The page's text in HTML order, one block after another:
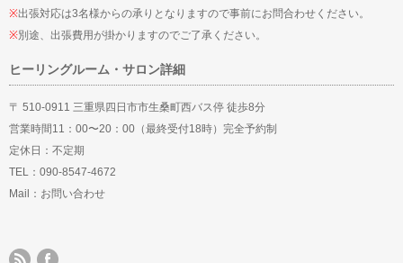
※出張対応は3名様からの承りとなりますので事前にお問合わせください。
※別途、出張費用が掛かりますのでご了承ください。
ヒーリングルーム・サロン詳細
〒 510-0911 三重県四日市市生桑町西バス停 徒歩8分
営業時間11：00〜20：00（最終受付18時）完全予約制
定休日：不定期
TEL：090-8547-4672
Mail： お問い合わせ